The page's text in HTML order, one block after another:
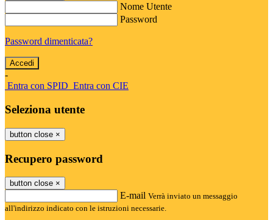
Nome Utente
Password
Password dimenticata?
-
Entra con SPID Entra con CIE
Seleziona utente
button close ×
Recupero password
button close ×
E-mail Verrà inviato un messaggio
all'indirizzo indicato con le istruzioni necessarie.